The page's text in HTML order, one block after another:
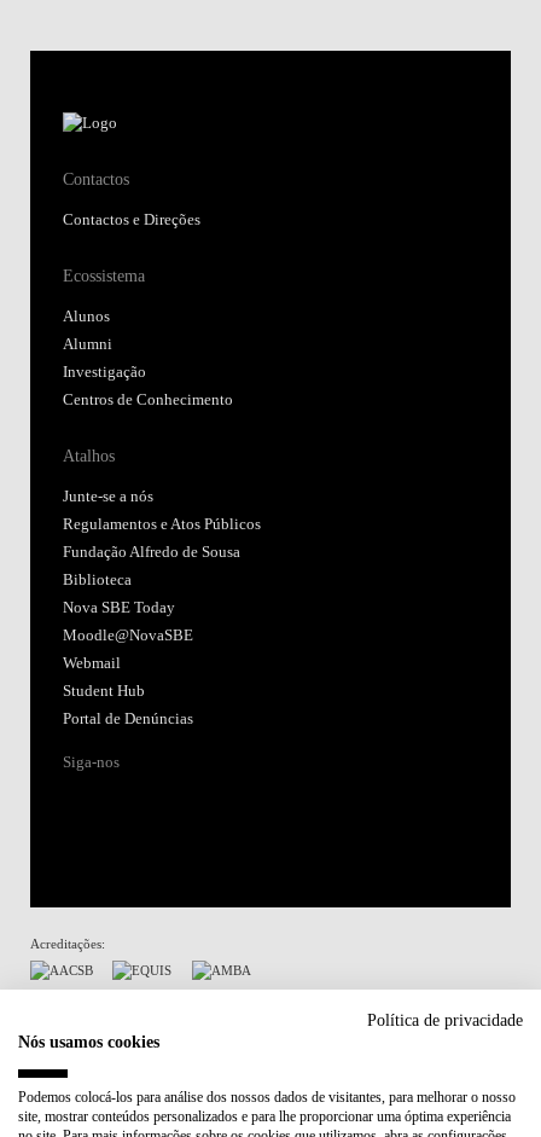
Contactos
Contactos e Direções
Ecossistema
Alunos
Alumni
Investigação
Centros de Conhecimento
Atalhos
Junte-se a nós
Regulamentos e Atos Públicos
Fundação Alfredo de Sousa
Biblioteca
Nova SBE Today
Moodle@NovaSBE
Webmail
Student Hub
Portal de Denúncias
Siga-nos
Acreditações:
Participa em:
Plano de Recuperação e Resiliência (PRR)
Política de privacidade
Nós usamos cookies
Podemos colocá-los para análise dos nossos dados de visitantes, para melhorar o nosso
site, mostrar conteúdos personalizados e para lhe proporcionar uma óptima experiência